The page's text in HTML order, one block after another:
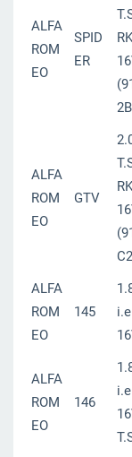
ALFA
ROM
EO
SPID
ER
RK
ALFA
ROM
EO
GTV
RK
ALFA
ROM
EO
145
ALFA
ROM
EO
146